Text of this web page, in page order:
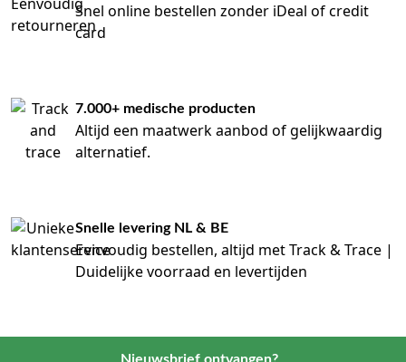
Snel online bestellen zonder iDeal of credit
card
7.000+ medische producten
Altijd een maatwerk aanbod of gelijkwaardig
alternatief.
Snelle levering NL & BE
Eenvoudig bestellen, altijd met Track & Trace |
Duidelijke voorraad en levertijden